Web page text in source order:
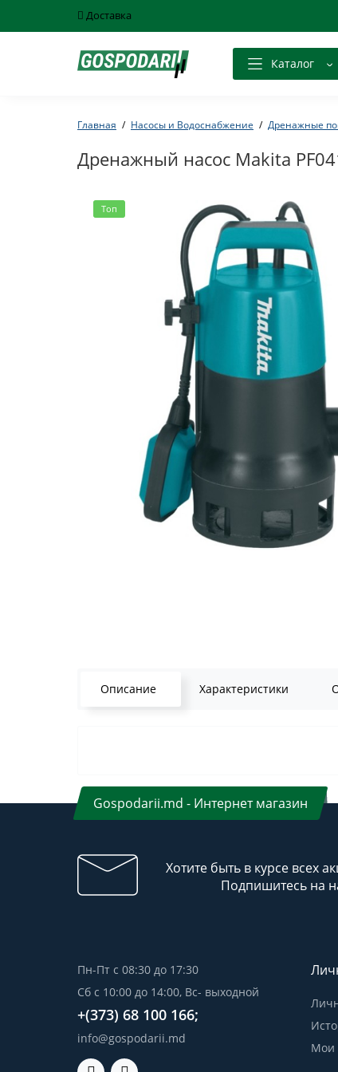
Доставка
Каталог
Главная Насосы и Водоснабжение Дренажные
Дренажный насос Makita
Топ
Описание Характеристики
Gospodarii.md - Интернет магазин
Хотите быть в курсе всех
Подпишитесь на
Пн-Пт с 08:30 до 17:30
Сб с 10:00 до 14:00, Вс- выходной
+(373) 68 100 166;
info@gospodarii.md
Мои